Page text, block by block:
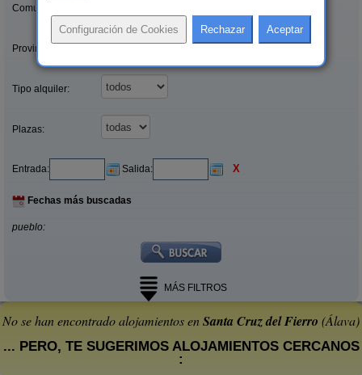
Comunidades:
Provincias/Islas:
Tipo alquiler:
Plazas:
Entrada: Salida: X
Fechas más buscadas
pueblo:
MÁS FILTROS
No se han encontrado alojamientos enSanta Cruz del Fierro (Álava)
... PERO, TE SUGERIMOS ALOJAMIENTOS CERCANOS
: